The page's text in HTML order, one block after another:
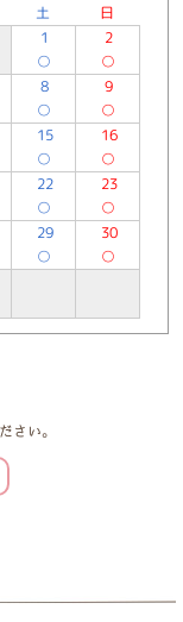
土
日
1
○
2
○
8
○
9
○
15
○
16
○
22
○
23
○
29
○
30
○
さい。